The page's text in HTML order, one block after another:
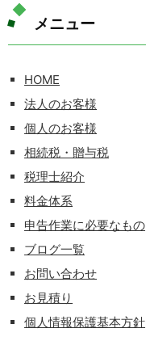
メニュー
HOME
法人のお客様
個人のお客様
相続税・贈与税
税理士紹介
料金体系
申告作業に必要なもの
ブログ一覧
お問い合わせ
お見積り
個人情報保護基本方針